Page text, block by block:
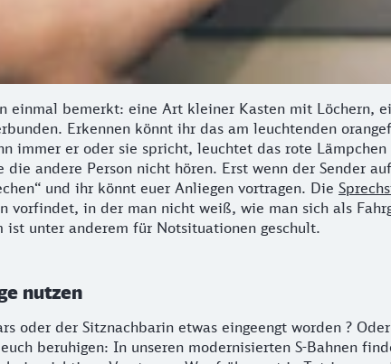
einmal bemerkt: eine Art kleiner Kasten mit Löchern,
Erkennen könnt ihr das am leuchtenden
immer er oder sie spricht, leuchtet das rote
andere Person nicht hören. Erst wenn der Sender
und ihr könnt euer Anliegen vortragen. Die
vorfindet, in der man nicht weiß, wie man sich als
ist unter anderem für Notsituationen geschult.
nutzen
oder der Sitznachbarin etwas eingeengt worden ?
beruhigen: In unseren modernisierten S-Bahnen